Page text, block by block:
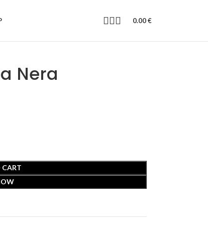
0.00€
Nera